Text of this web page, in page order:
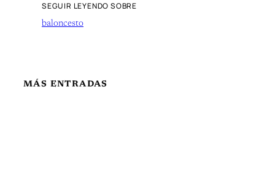
SEGUIR LEYENDO SOBRE
baloncesto
MÁS ENTRADAS